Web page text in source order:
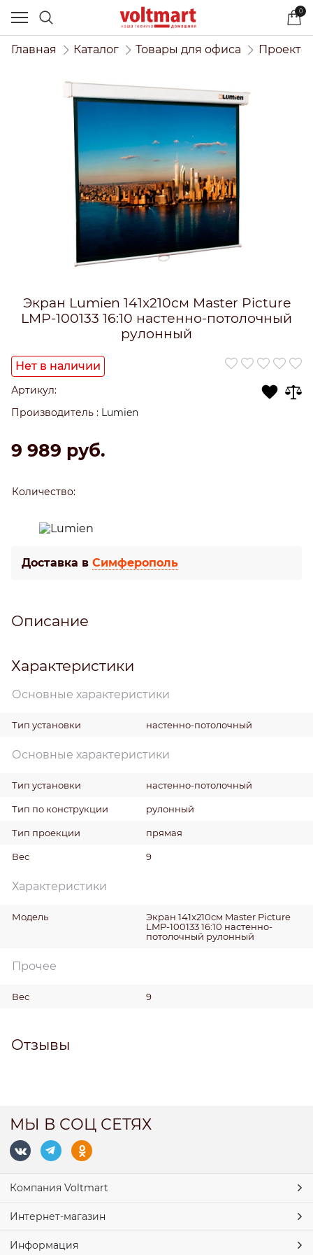
0
Главная Каталог Товары для офиса
Экран Lumien 141x210см Master Picture
LMP-100133 16:10 настенно-потолочный
рулонный
Нет в наличии
Артикул:
Производитель : Lumien
9 989 руб.
Количество:
Доставка в Симферополь
Описание
Характеристики
Основные характеристики
Тип установки настенно-потолочный
Основные характеристики
Тип установки настенно-потолочный
Тип по конструкции рулонный
Тип проекции прямая
Вес 9
Характеристики
Модель
Экран 141x210см Master Picture
LMP-100133 16:10 настенно-
потолочный рулонный
Прочее
Вес 9
Отзывы
МЫ В СОЦ СЕТЯХ
Компания Voltmart
Интернет-магазин
Информация